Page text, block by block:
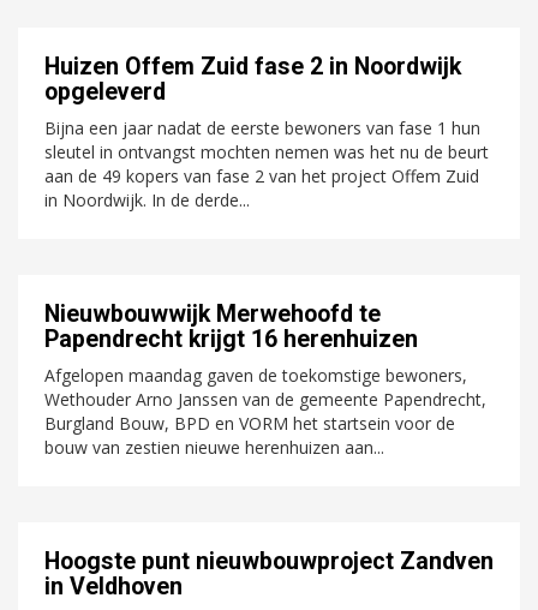
Huizen Offem Zuid fase 2 ​​​​​​​in Noordwijk
opgeleverd
Bijna een jaar nadat de eerste bewoners van fase 1 hun
sleutel in ontvangst mochten nemen was het nu de beurt
aan de 49 kopers van fase 2 van het project Offem Zuid
in Noordwijk. In de derde...
Nieuwbouwwijk Merwehoofd te
Papendrecht krijgt 16 herenhuizen
Afgelopen maandag gaven de toekomstige bewoners,
Wethouder Arno Janssen van de gemeente Papendrecht,
Burgland Bouw, BPD en VORM het startsein voor de
bouw van zestien nieuwe herenhuizen aan...
Hoogste punt nieuwbouwproject Zandven
in Veldhoven